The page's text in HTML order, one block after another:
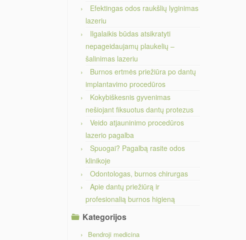
Efektingas odos raukšlių lyginimas
lazeriu
Ilgalaikis būdas atsikratyti
nepageidaujamų plaukelių –
šalinimas lazeriu
Burnos ertmės priežiūra po dantų
implantavimo procedūros
Kokybiškesnis gyvenimas
nešiojant fiksuotus dantų protezus
Veido atjauninimo procedūros
lazerio pagalba
Spuogai? Pagalbą rasite odos
klinikoje
Odontologas, burnos chirurgas
Apie dantų priežiūrą ir
profesionalią burnos higieną
Kategorijos
Bendroji medicina